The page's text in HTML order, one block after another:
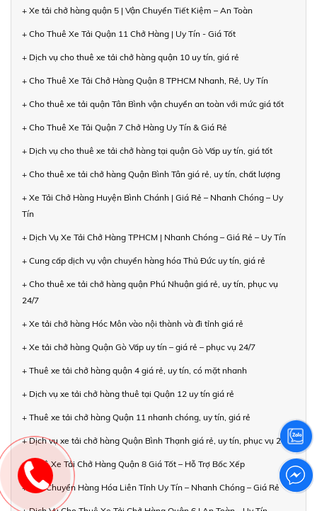
+ Xe tải chở hàng quận 5 | Vận Chuyển Tiết Kiệm – An Toàn
+ Cho Thuê Xe Tải Quận 11 Chở Hàng | Uy Tín - Giá Tốt
+ Dịch vụ cho thuê xe tải chở hàng quận 10 uy tín, giá rẻ
+ Cho Thuê Xe Tải Chở Hàng Quận 8 TPHCM Nhanh, Rẻ, Uy Tín
+ Cho thuê xe tải quận Tân Bình vận chuyển an toàn với mức giá tốt
+ Cho Thuê Xe Tải Quận 7 Chở Hàng Uy Tín & Giá Rẻ
+ Dịch vụ cho thuê xe tải chở hàng tại quận Gò Vấp uy tín, giá tốt
+ Cho thuê xe tải chở hàng Quận Bình Tân giá rẻ, uy tín, chất lượng
+ Xe Tải Chở Hàng Huyện Bình Chánh | Giá Rẻ – Nhanh Chóng – Uy
Tín
+ Dịch Vụ Xe Tải Chở Hàng TPHCM | Nhanh Chóng – Giá Rẻ – Uy Tín
+ Cung cấp dịch vụ vận chuyển hàng hóa Thủ Đức uy tín, giá rẻ
+ Cho thuê xe tải chở hàng quận Phú Nhuận giá rẻ, uy tín, phục vụ
24/7
+ Xe tải chở hàng Hóc Môn vào nội thành và đi tỉnh giá rẻ
+ Xe tải chở hàng Quận Gò Vấp uy tín – giá rẻ – phục vụ 24/7
+ Thuê xe tải chở hàng quận 4 giá rẻ, uy tín, có mặt nhanh
+ Dịch vụ xe tải chở hàng thuê tại Quận 12 uy tín giá rẻ
+ Thuê xe tải chở hàng Quận 11 nhanh chóng, uy tín, giá rẻ
+ Dịch vụ xe tải chở hàng Quận Bình Thạnh giá rẻ, uy tín, phục vụ 24/7
+ Thuê Xe Tải Chở Hàng Quận 8 Giá Tốt – Hỗ Trợ Bốc Xếp
+ Vận Chuyển Hàng Hóa Liên Tỉnh Uy Tín – Nhanh Chóng – Giá Rẻ